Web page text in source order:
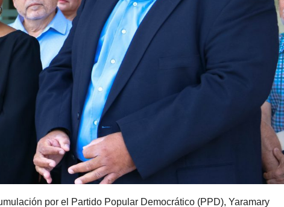
por el Partido Popular Democrático (PPD), Yaramary